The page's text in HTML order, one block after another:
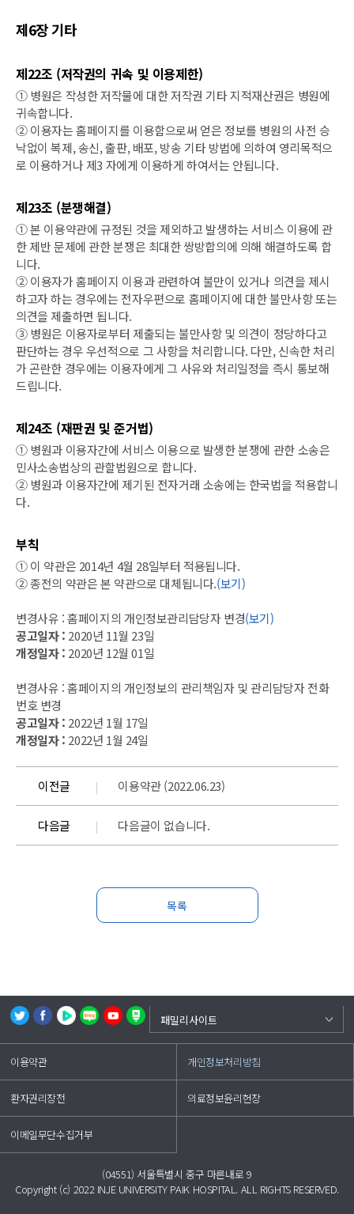
제6장 기타
제22조 (저작권의 귀속 및 이용제한)
① 병원은 작성한 저작물에 대한 저작권 기타 지적재산권은 병원에
귀속합니다.
② 이용자는 홈페이지를 이용함으로써 얻은 정보를 병원의 사전 승
낙없이 복제, 송신, 출판, 배포, 방송 기타 방법에 의하여 영리목적으
로 이용하거나 제3 자에게 이용하게 하여서는 안됩니다.
제23조 (분쟁해결)
① 본 이용약관에 규정된 것을 제외하고 발생하는 서비스 이용에 관
한 제반 문제에 관한 분쟁은 최대한 쌍방합의에 의해 해결하도록 합
니다.
② 이용자가 홈페이지 이용과 관련하여 불만이 있거나 의견을 제시
하고자 하는 경우에는 전자우편으로 홈페이지에 대한 불만사항 또는
의견을 제출하면 됩니다.
③ 병원은 이용자로부터 제출되는 불만사항 및 의견이 정당하다고
판단하는 경우 우선적으로 그 사항을 처리합니다. 다만, 신속한 처리
가 곤란한 경우에는 이용자에게 그 사유와 처리일정을 즉시 통보해
드립니다.
제24조 (재판권 및 준거법)
① 병원과 이용자간에 서비스 이용으로 발생한 분쟁에 관한 소송은
민사소송법상의 관할법원으로 합니다.
② 병원과 이용자간에 제기된 전자거래 소송에는 한국법을 적용합니
다.
부칙
① 이 약관은 2014년 4월 28일부터 적용됩니다.
② 종전의 약관은 본 약관으로 대체됩니다.(보기)
변경사유 : 홈페이지의 개인정보관리담당자 변경(보기)
공고일자 : 2020년 11월 23일
개정일자 : 2020년 12월 01일
변경사유 : 홈페이지의 개인정보의 관리책임자 및 관리담당자 전화
번호 변경
공고일자 : 2022년 1월 17일
개정일자 : 2022년 1월 24일
이전글 이용약관 (2022.06.23)
다음글 다음글이 없습니다.
목록
패밀리사이트
백중앙의료원
부산백병원
상계백병원
이용약관 개인정보처리방침
환자권리장전 의료정보윤리헌장
이메일무단수집거부
(04551) 서울특별시 중구 마른내로 9
Copyright (c) 2022 INJE UNIVERSITY PAIK HOSPITAL. ALL RIGHTS RESERVED.